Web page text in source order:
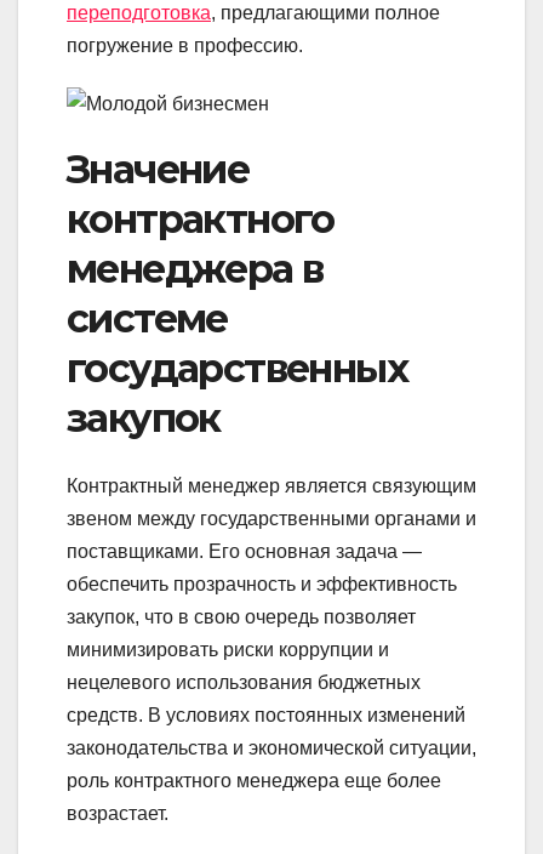
переподготовка, предлагающими полное
погружение в профессию.
Значение
контрактного
менеджера в
системе
государственных
закупок
Контрактный менеджер является связующим
звеном между государственными органами и
поставщиками. Его основная задача —
обеспечить прозрачность и эффективность
закупок, что в свою очередь позволяет
минимизировать риски коррупции и
нецелевого использования бюджетных
средств. В условиях постоянных изменений
законодательства и экономической ситуации,
роль контрактного менеджера еще более
возрастает.